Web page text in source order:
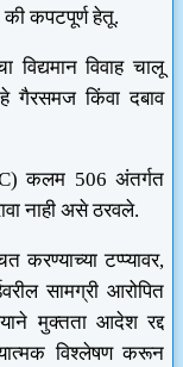
की कपटपूर्ण हेतू.
विद्यमान विवाह चालू
गैरसमज किंवा दबाव
कलम 506 अंतर्गत
नाही असे ठरवले.
करण्याच्या टप्प्यावर,
सामग्री आरोपित
मुक्तता आदेश रद्द
विश्लेषण करून